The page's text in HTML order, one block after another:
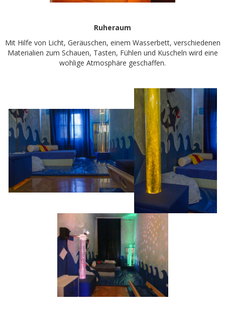
Ruheraum
Mit Hilfe von Licht, Geräuschen, einem Wasserbett, verschiedenen
Materialien zum Schauen, Tasten, Fühlen und Kuscheln wird eine
wohlige Atmosphäre geschaffen.